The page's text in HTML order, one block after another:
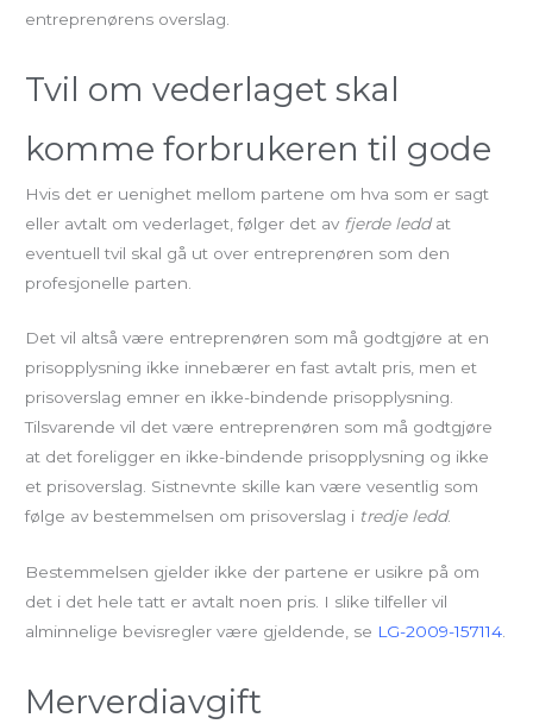
entreprenørens overslag.
Tvil om vederlaget skal
komme forbrukeren til gode
Hvis det er uenighet mellom partene om hva som er sagt
eller avtalt om vederlaget, følger det av fjerde leddat
eventuell tvil skal gå ut over entreprenøren som den
profesjonelle parten.
Det vil altså være entreprenøren som må godtgjøre at en
prisopplysning ikke innebærer en fast avtalt pris, men et
prisoverslag emner en ikke-bindende prisopplysning.
Tilsvarende vil det være entreprenøren som må godtgjøre
at det foreligger en ikke-bindende prisopplysning og ikke
et prisoverslag. Sistnevnte skille kan være vesentlig som
følge av bestemmelsen om prisoverslag i tredje ledd.
Bestemmelsen gjelder ikke der partene er usikre på om
det i det hele tatt er avtalt noen pris. I slike tilfeller vil
alminnelige bevisregler være gjeldende, se LG-2009-157114.
Merverdiavgift